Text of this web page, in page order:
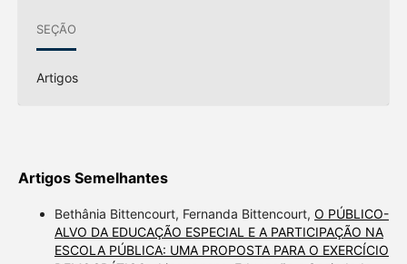
SEÇÃO
Artigos
Artigos Semelhantes
Bethânia Bittencourt, Fernanda Bittencourt, O PÚBLICO-
ALVO DA EDUCAÇÃO ESPECIAL E A PARTICIPAÇÃO NA
ESCOLA PÚBLICA: UMA PROPOSTA PARA O EXERCÍCIO